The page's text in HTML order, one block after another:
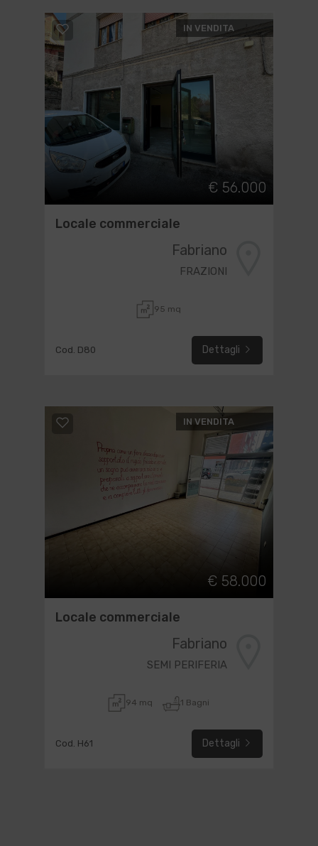
IN VENDITA
€ 56.000
Locale commerciale
Fabriano
FRAZIONI
95 mq
Cod. D80 Dettagli
IN VENDITA
€ 58.000
Locale commerciale
Fabriano
SEMI PERIFERIA
94 mq 1 Bagni
Cod. H61 Dettagli